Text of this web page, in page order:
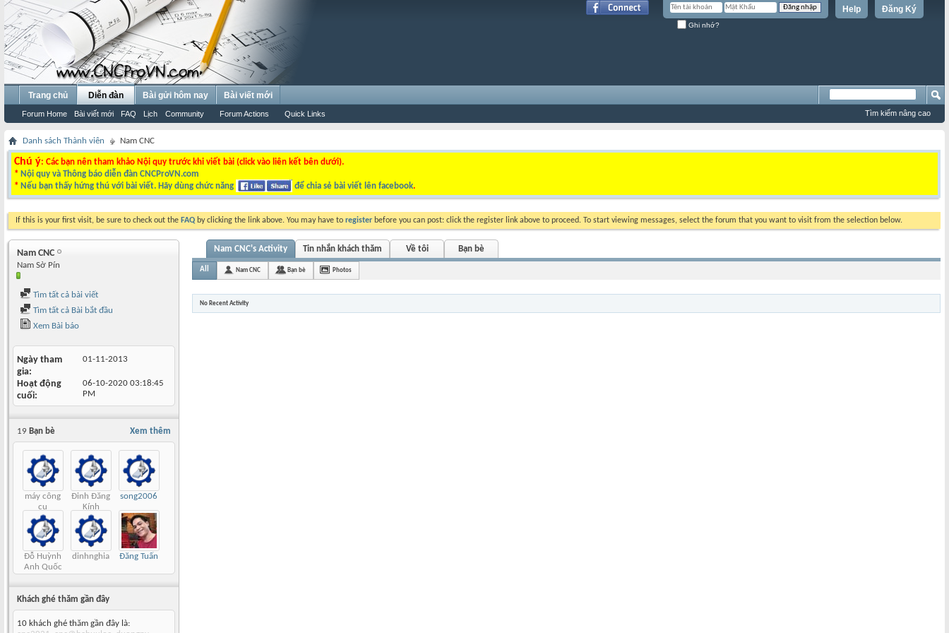
Đăng Ký
Help
Ghi nhớ?
Trang chủ Diễn đàn
Forum Home Bài viết mới FAQ Lịch Community Forum Actions Quick Links
Bài gửi hôm nay Bài viết mới
Tìm kiếm nâng cao
Danh sách Thành viên Nam CNC
Chú ý: Các bạn nên tham khảo Nội quy trước khi viết bài (click vào liên kết bên dưới).
* Nội quy và Thông báo diễn đàn CNCProVN.com
* Nếu bạn thấy hứng thú với bài viết. Hãy dùng chức năng để chia sẻ bài viết lên facebook.
If this is your first visit, be sure to check out the FAQ by clicking the link above. You may have to register before you can post: click the register link above to proceed. To start viewing messages, select the forum that you want to visit from the selection below.
Nam CNC
Nam Sờ Pín
Tìm tất cả bài viết
Tìm tất cả Bài bắt đầu
Xem Bài báo
Ngày tham
gia
01-11-2013
Hoạt động
cuối
06-10-2020 03:18:45
PM
Xem thêm
19 Bạn bè
máy công
cụ
Đinh Đăng
Kính
song2006
Đỗ Huỳnh
Anh Quốc
dinhnghia Đăng Tuấn
Khách ghé thăm gần đây
10 khách ghé thăm gần đây là:
Nam CNC's Activity Tin nhắn khách thăm Về tôi Bạn bè
All Nam CNC Bạn bè Photos
No Recent Activity